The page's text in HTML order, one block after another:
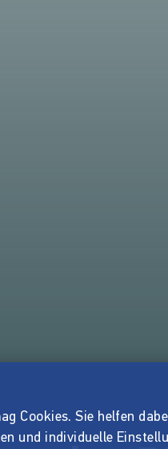
Cookies. Sie helfen
und individuelle